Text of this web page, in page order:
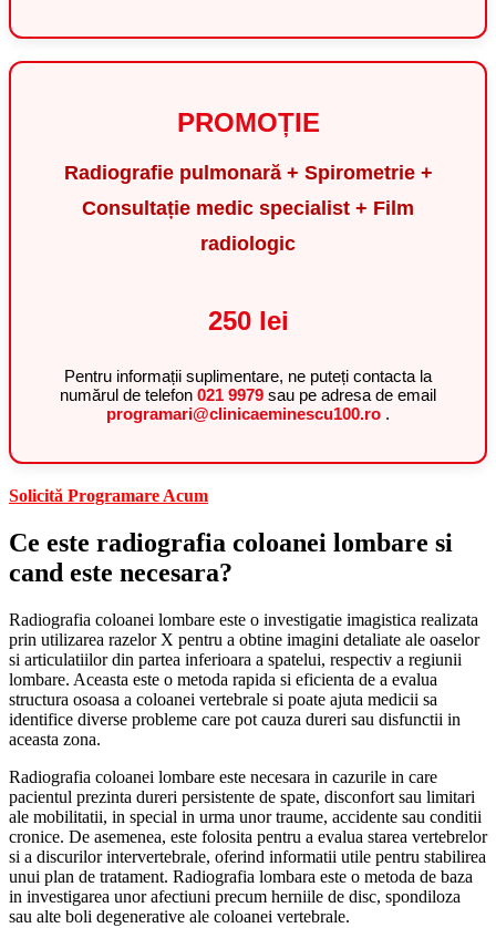
PROMOȚIE
Radiografie pulmonară + Spirometrie +
Consultație medic specialist + Film
radiologic
250 lei
Pentru informații suplimentare, ne puteți contacta la
numărul de telefon 021 9979 sau pe adresa de email
programari@clinicaeminescu100.ro .
Solicită Programare Acum
Ce este radiografia coloanei lombare si
cand este necesara?
Radiografia coloanei lombare este o investigatie imagistica realizata
prin utilizarea razelor X pentru a obtine imagini detaliate ale oaselor
si articulatiilor din partea inferioara a spatelui, respectiv a regiunii
lombare. Aceasta este o metoda rapida si eficienta de a evalua
structura osoasa a coloanei vertebrale si poate ajuta medicii sa
identifice diverse probleme care pot cauza dureri sau disfunctii in
aceasta zona.
Radiografia coloanei lombare este necesara in cazurile in care
pacientul prezinta dureri persistente de spate, disconfort sau limitari
ale mobilitatii, in special in urma unor traume, accidente sau conditii
cronice. De asemenea, este folosita pentru a evalua starea vertebrelor
si a discurilor intervertebrale, oferind informatii utile pentru stabilirea
unui plan de tratament. Radiografia lombara este o metoda de baza
in investigarea unor afectiuni precum herniile de disc, spondiloza
sau alte boli degenerative ale coloanei vertebrale.